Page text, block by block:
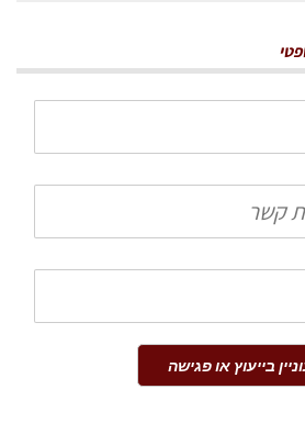
בייעוץ או פגישה